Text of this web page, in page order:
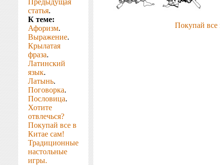
Предыдущая
статья.
К теме:
Афоризм.
Выражение.
Крылатая
фраза.
Латинский
язык.
Латынь.
Поговорка.
Пословица.
Хотите
отвлечься?
Покупай все в
Китае сам!
Традиционные
настольные
игры.
Покупай все